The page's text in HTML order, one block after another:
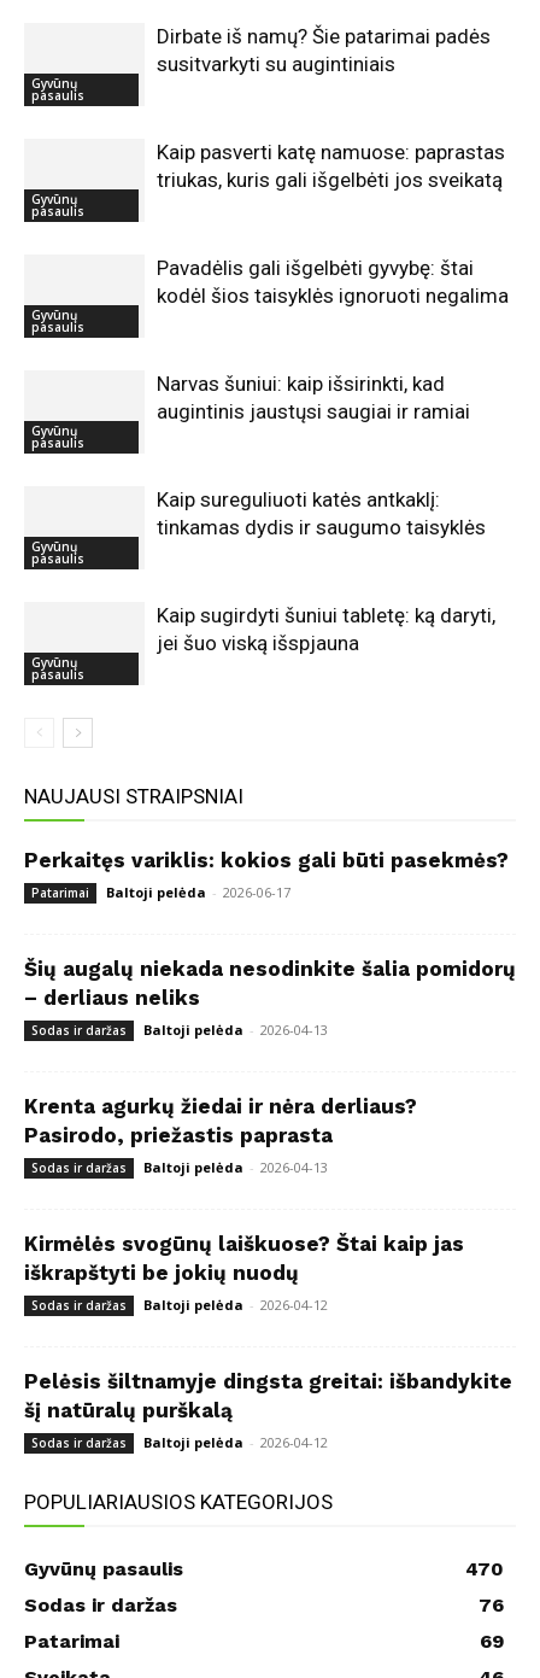
Gyvūnų
pasaulis
Dirbate iš namų? Šie patarimai padės
susitvarkyti su augintiniais
Gyvūnų
pasaulis
Kaip pasverti katę namuose: paprastas
triukas, kuris gali išgelbėti jos sveikatą
Gyvūnų
pasaulis
Pavadėlis gali išgelbėti gyvybę: štai
kodėl šios taisyklės ignoruoti negalima
Gyvūnų
pasaulis
Narvas šuniui: kaip išsirinkti, kad
augintinis jaustųsi saugiai ir ramiai
Gyvūnų
pasaulis
Kaip sureguliuoti katės antkaklį:
tinkamas dydis ir saugumo taisyklės
Gyvūnų
pasaulis
Kaip sugirdyti šuniui tabletę: ką daryti,
jei šuo viską išspjauna
NAUJAUSI STRAIPSNIAI
Perkaitęs variklis: kokios gali būti pasekmės?
Patarimai Baltoji pelėda - 2026-06-17
Šių augalų niekada nesodinkite šalia pomidorų
– derliaus neliks
Sodas ir daržas Baltoji pelėda - 2026-04-13
Krenta agurkų žiedai ir nėra derliaus?
Pasirodo, priežastis paprasta
Sodas ir daržas Baltoji pelėda - 2026-04-13
Kirmėlės svogūnų laiškuose? Štai kaip jas
iškrapštyti be jokių nuodų
Sodas ir daržas Baltoji pelėda - 2026-04-12
Pelėsis šiltnamyje dingsta greitai: išbandykite
šį natūralų purškalą
Sodas ir daržas Baltoji pelėda - 2026-04-12
POPULIARIAUSIOS KATEGORIJOS
Gyvūnų pasaulis
470
Sodas ir daržas
76
Patarimai
69